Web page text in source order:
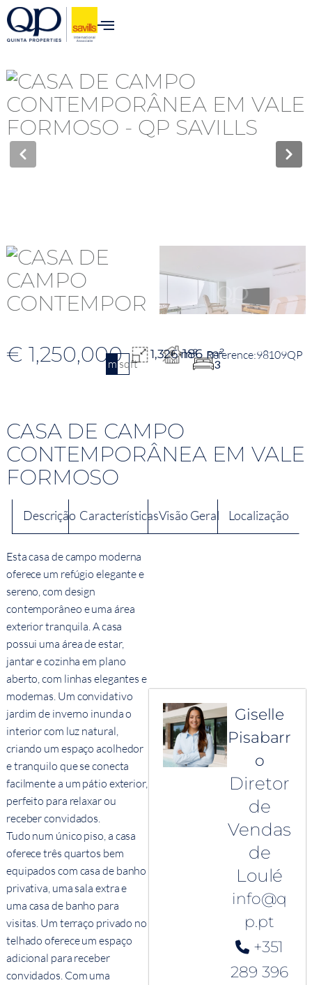
€ 1,250,000
m2sqft
1,326 m²186 m²
3
98109QP
CASA DE CAMPO
CONTEMPORÂNEA EM VALE
FORMOSO
Descrição CaracterísticasVisão Geral Localização
Esta casa de campo moderna
oferece um refúgio elegante e
sereno, com design
contemporâneo e uma área
exterior tranquila. A casa
possui uma área de estar,
jantar e cozinha em plano
aberto, com linhas elegantes e
modernas. Um convidativo
jardim de inverno inunda o
interior com luz natural,
criando um espaço acolhedor
e tranquilo que se conecta
facilmente a um pátio exterior,
perfeito para relaxar ou
receber convidados.
Tudo num único piso, a casa
oferece três quartos bem
equipados com casa de banho
privativa, uma sala extra e
uma casa de banho para
visitas. Um terraço privado no
telhado oferece um espaço
adicional para receber
convidados. Com uma
Giselle
Pisabarr
o
Diretor
de
Vendas
de
Loulé
info@q
p.pt
+351
289 396